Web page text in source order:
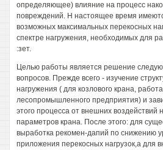
определяющее) влияние на процесс
повреждений. Н настоящее время
возможных максимальных перекосных
спектре нагружения, необходимых для
:зет.
Целью работы является решение
вопросов. Прежде всего - изучение
нагружения ( для козлового крана,
лесопромышленного предприятия) и
этого процесса от внешних воздействий
параметров крана. После этого: для
выработка рекомен-дапий по снижению
приложения перекосных нагрузок,а для